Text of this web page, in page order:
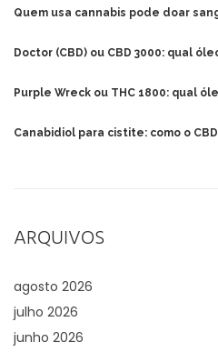
Quem usa cannabis pode doar
Doctor (CBD) ou CBD 3000: qual
Purple Wreck ou THC 1800: qual
Canabidiol para cistite: como o
ARQUIVOS
agosto 2026
julho 2026
junho 2026